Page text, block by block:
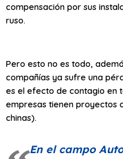
compensación por sus
ruso.
Pero esto no es todo,
compañías ya sufre una
es el efecto de contagio en
empresas tienen proyectos
chinas).
En el campo